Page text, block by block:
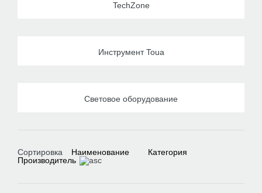
TechZone
Инструмент Toua
Световое оборудование
Сортировка Наименование
Категория
Производитель